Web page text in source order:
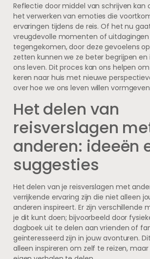
Reflectie door middel van schrijven kan
het verwerken van emoties die
ervaringen tijdens de reis. Of het nu
vreugdevolle momenten of uitdagingen
tegengekomen, door deze gevoelens
zetten kunnen we ze beter begrijpen
ons leven. Dit proces kan ons helpen
keren naar huis met nieuwe
over hoe we ons leven willen
Het delen van
reisverslagen
anderen: ideeën
suggesties
Het delen van je reisverslagen met
verrijkende ervaring zijn die niet alleen
anderen inspireert. Er zijn verschillende
je dit kunt doen; bijvoorbeeld door
dagboek uit te delen aan vrienden of
geïnteresseerd zijn in jouw avonturen.
alleen inspireren om zelf te reizen,